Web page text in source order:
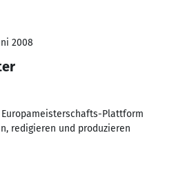
2008
Plattform
redigieren und produzieren